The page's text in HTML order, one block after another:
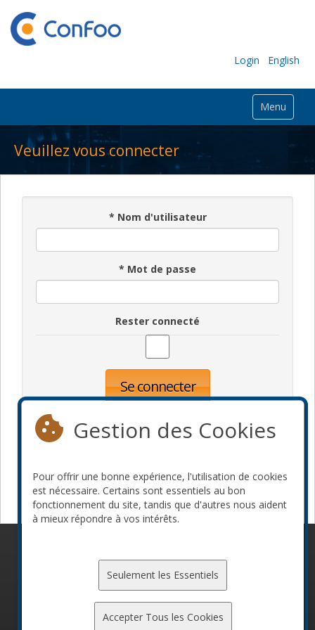
Login English
Menu
Veuillez vous connecter
* Nom d'utilisateur
* Mot de passe
Rester connecté
Se connecter
Devenir commanditaire
Gestion des Cookies
Pour offrir une bonne expérience, l'utilisation de cookies
est nécessaire. Certains sont essentiels au bon
fonctionnement du site, tandis que d'autres nous aident
à mieux répondre à vos intérêts.
Seulement les Essentiels
Accepter Tous les Cookies